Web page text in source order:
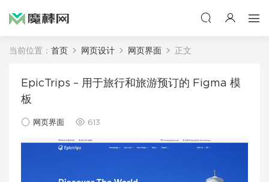
当前位置： 首页 网页设计 网页界面 正文
EpicTrips – 用于旅行和旅游预订的 Figma 模
板
网页界面 613